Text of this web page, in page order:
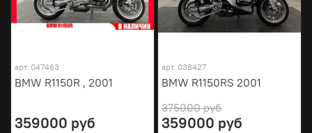
арт. 047463
BMW R1150R , 2001
359000 руб
арт. 038427
BMW R1150RS 2001
375000 руб
359000 руб